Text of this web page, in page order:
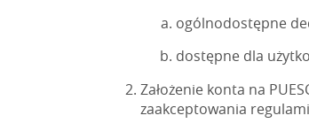
ogólnodostępne
dostępne dla
Założenie konta na
zaakceptowania